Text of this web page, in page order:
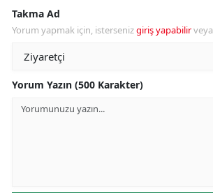
Takma Ad
Yorum yapmak için, istersenizgiriş yapabilirveya
Yorum Yazın (500 Karakter)